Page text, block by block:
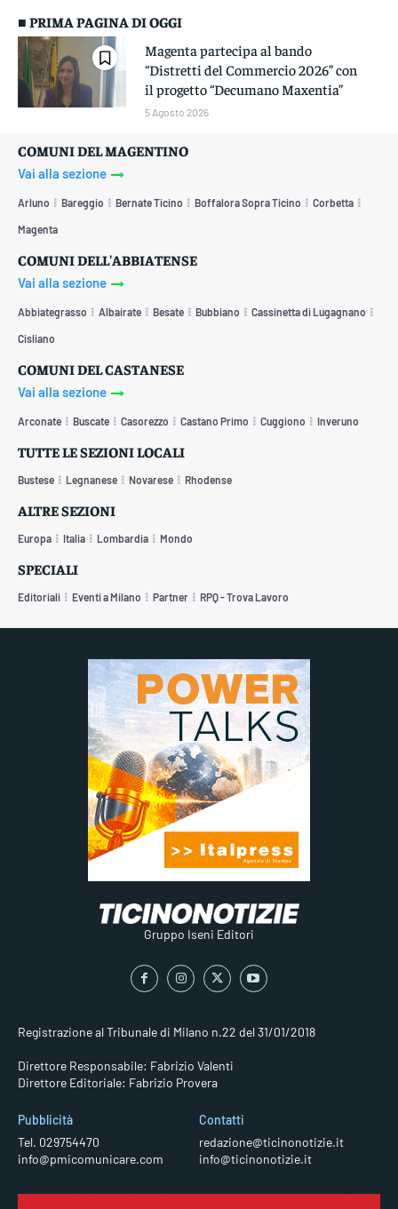
■ PRIMA PAGINA DI OGGI
Magenta partecipa al bando
“Distretti del Commercio 2026” con
il progetto “Decumano Maxentia”
5 Agosto 2026
COMUNI DEL MAGENTINO
Vai alla sezione
Arluno Bareggio Bernate Ticino Boffalora Sopra Ticino Corbetta
Magenta
COMUNI DELL'ABBIATENSE
Vai alla sezione
Abbiategrasso Albairate Besate Bubbiano Cassinetta di Lugagnano
Cisliano
COMUNI DEL CASTANESE
Vai alla sezione
Arconate Buscate Casorezzo Castano Primo Cuggiono Inveruno
TUTTE LE SEZIONI LOCALI
Bustese Legnanese Novarese Rhodense
ALTRE SEZIONI
Europa Italia Lombardia Mondo
SPECIALI
Editoriali Eventi a Milano Partner RPQ - Trova Lavoro
Gruppo Iseni Editori
Registrazione al Tribunale di Milano n.22 del 31/01/2018
Direttore Responsabile: Fabrizio Valenti
Direttore Editoriale: Fabrizio Provera
Pubblicità
Tel. 029754470
info@pmicomunicare.com
Contatti
redazione@ticinonotizie.it
info@ticinonotizie.it